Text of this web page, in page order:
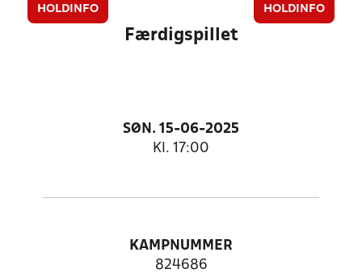
HOLDINFO HOLDINFO
Færdigspillet
SØN. 15-06-2025
Kl. 17:00
KAMPNUMMER
824686